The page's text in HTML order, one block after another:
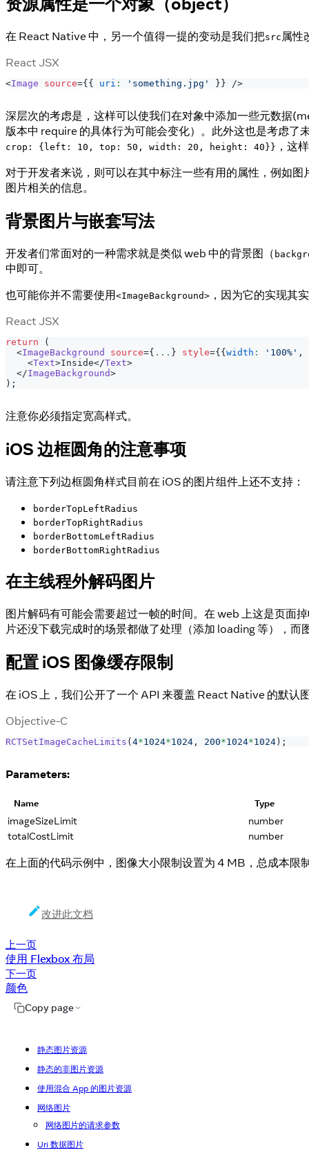
在 React Native 中，另一个值得一提的变动是我们把src 属性
React JSX
<Image source={ { uri : 'something.jpg' } } />
深层次的考虑是，这样可以使我们在对象中添加一些元数据
版本中 require 的具体行为可能会变化）。此外这也是考虑
crop: {left: 10, top: 50, width: 20, height: 40}} ，这
对于开发者来说，则可以在其中标注一些有用的属性，例如
图片相关的信息。
背景图片与嵌套写法
开发者们常面对的一种需求就是类似 web 中的背景图（
中即可。
也可能你并不需要使用<ImageBackground> ，因为它的实现其
React JSX
return
(
<ImageBackground source={ ... } style={ { width : '100%' ,
<Text>Inside</Text>
</ImageBackground>
) ;
注意你必须指定宽高样式。
iOS 边框圆角的注意事项
请注意下列边框圆角样式目前在 iOS 的图片组件上还不支持：
borderTopLeftRadius
borderTopRightRadius
borderBottomLeftRadius
borderBottomRightRadius
在主线程外解码图片
图片解码有可能会需要超过一帧的时间。在 web 上这是页面
片还没下载完成时的场景都做了处理（添加 loading 等），
配置 iOS 图像缓存限制​
在 iOS 上，我们公开了一个 API 来覆盖 React Native 的默
Objective-C
RCTSetImageCacheLimits (4*1024*1024 , 200*1024*1024) ;
Parameters:
Name Type
imageSizeLimit
number
totalCostLimit
number
在上面的代码示例中，图像大小限制设置为 4 MB，总成本限
改进此文档
上一页
使用 Flexbox 布局
下一页
颜色
Copy page
静态图片资源
静态的非图片资源
使用混合 App 的图片资源
网络图片
网络图片的请求参数
Uri 数据图片